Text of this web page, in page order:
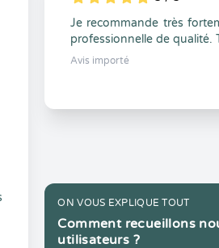
Je recommande très
professionnelle de qualité.
Avis importé
ON VOUS EXPLIQUE TOUT
Comment recueillons
utilisateurs ?